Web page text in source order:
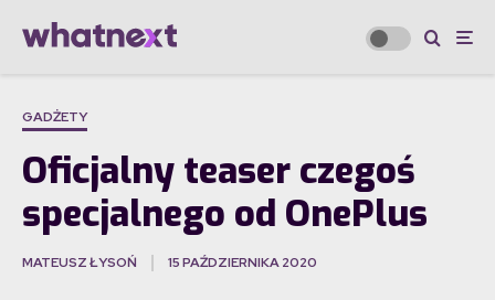
GADŻETY
Oficjalny teaser czegoś
specjalnego od OnePlus
MATEUSZ ŁYSOŃ 15 PAŹDZIERNIKA 2020